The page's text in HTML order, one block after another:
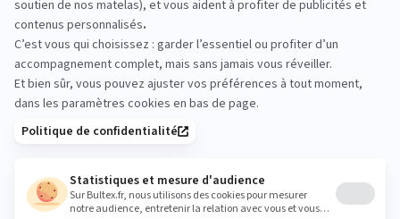
Avec des arêtes de 0,002 millimètre dʼépaisseur plus fines
quʼun cheveu divisé par 50, la finesse des alvéoles de la
matière Bultex permet une meilleure circulation de l’air. Elle
procure une meilleure aération du matelas, une élimination
Amélioration de la qualité de sommeil
L'aération réduit les risques de développer des allergies